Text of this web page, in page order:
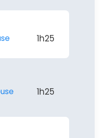
1h25
1h25
par mail